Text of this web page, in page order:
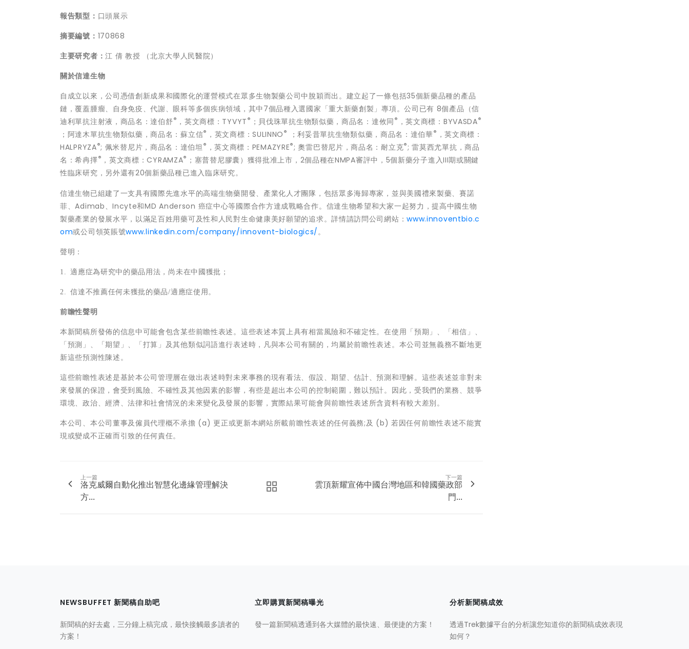
報告類型： 口頭展示
摘要編號： 170868
主要研究者：江 倩 教授 （北京大學人民醫院）
關於信達生物
自成立以來，公司憑借創新成果和國際化的運營模式在眾多生物製藥公司中脫穎而出。建立起了一條包括35個新藥品種的產品
鏈，覆蓋腫瘤、自身免疫、代謝、眼科等多個疾病領域，其中7個品種入選國家「重大新藥創製」專項。公司已有 8個產品（信
迪利單抗注射液，商品名：達伯舒 ® ，英文商標：TYVYT ® ；貝伐珠單抗生物類似藥，商品名：達攸同 ® ，英文商標：BYVASDA®
；阿達木單抗生物類似藥，商品名：蘇立信® ，英文商標：SULINNO ® ；利妥昔單抗生物類似藥，商品名：達伯華® ，英文商標：
HALPRYZA®; 佩米替尼片，商品名：達伯坦® ，英文商標：PEMAZYRE®; 奧雷巴替尼片，商品名：耐立克®; 雷莫西尤單抗，商品
名：希冉擇® ，英文商標：CYRAMZA® ；塞普替尼膠囊）獲得批准上市，2個品種在NMPA審評中，5個新藥分子進入III期或關鍵
性臨床研究，另外還有20個新藥品種已進入臨床研究。
信達生物已組建了一支具有國際先進水平的高端生物藥開發、產業化人才團隊，包括眾多海歸專家，並與美國禮來製藥、賽諾
菲、Adimab、Incyte和MD Anderson 癌症中心等國際合作方達成戰略合作。信達生物希望和大家一起努力，提高中國生物
製藥產業的發展水平，以滿足百姓用藥可及性和人民對生命健康美好願望的追求。詳情請訪問公司網站：www.innoventbio.c
om或公司領英賬號www.linkedin.com/company/innovent-biologics/。
聲明：
1. 適應症為研究中的藥品用法，尚未在中國獲批；
2. 信達不推薦任何未獲批的藥品/適應症使用。
前瞻性聲明
本新聞稿所發佈的信息中可能會包含某些前瞻性表述。這些表述本質上具有相當風險和不確定性。在使用「預期」、「相信」、
「預測」、「期望」、「打算」及其他類似詞語進行表述時，凡與本公司有關的，均屬於前瞻性表述。本公司並無義務不斷地更
新這些預測性陳述。
這些前瞻性表述是基於本公司管理層在做出表述時對未來事務的現有看法、假設、期望、估計、預測和理解。這些表述並非對未
來發展的保證，會受到風險、不確性及其他因素的影響，有些是超出本公司的控制範圍，難以預計。因此，受我們的業務、競爭
環境、政治、經濟、法律和社會情況的未來變化及發展的影響，實際結果可能會與前瞻性表述所含資料有較大差別。
本公司、本公司董事及僱員代理概不承擔 (a) 更正或更新本網站所載前瞻性表述的任何義務;及 (b) 若因任何前瞻性表述不能實
現或變成不正確而引致的任何責任。
上一篇
洛克威爾自動化推出智慧化邊緣管理解決
方...
下一篇
雲頂新耀宣佈中國台灣地區和韓國藥政部
門...
NEWSBUFFET 新聞稿自助吧
新聞稿的好去處，三分鐘上稿完成，最快接觸最多讀者的
方案！
立即購買新聞稿曝光
發一篇新聞稿透通到各大媒體的最快速、最便捷的方案！
分析新聞稿成效
透過Trek數據平台的分析讓您知道你的新聞稿成效表現
如何？